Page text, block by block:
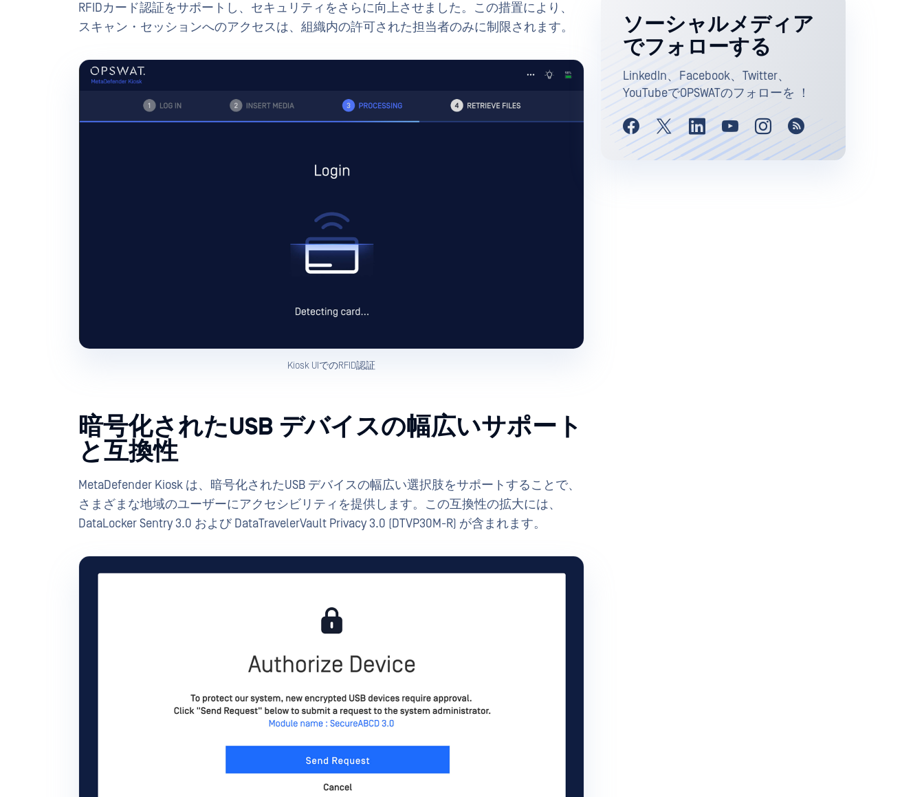
RFIDカード認証をサポートし、セキュリティをさらに向上させました。この措置により、
スキャン・セッションへのアクセスは、組織内の許可された担当者のみに制限されます。
Kiosk UIでのRFID認証
暗号化されたUSB デバイスの幅広いサポート
と互換性
MetaDefender Kiosk は、暗号化されたUSB デバイスの幅広い選択肢をサポートすることで、
さまざまな地域のユーザーにアクセシビリティを提供します。この互換性の拡大には、
DataLocker Sentry 3.0 および DataTravelerVault Privacy 3.0 (DTVP30M-R) が含まれます。
ソーシャルメディア
でフォローする
LinkedIn、Facebook、Twitter、
YouTubeでOPSWATのフォローを ！